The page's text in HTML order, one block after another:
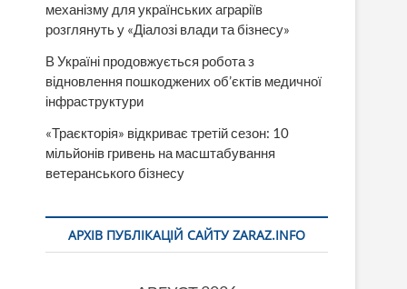
механізму для українських аграріїв
розглянуть у «Діалозі влади та бізнесу»
В Україні продовжується робота з
відновлення пошкоджених об’єктів медичної
інфраструктури
«Траєкторія» відкриває третій сезон: 10
мільйонів гривень на масштабування
ветеранського бізнесу
АРХІВ ПУБЛІКАЦІЙ САЙТУ ZARAZ.INFO